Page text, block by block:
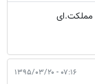
مملکت.ای
۰۷:۱۶ - ۱۳۹۵/۰۳/۲۰